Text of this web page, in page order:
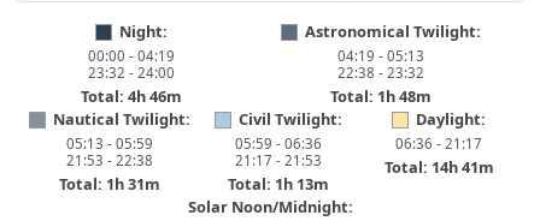
Night:
00:00 - 04:19
23:32 - 24:00
Total: 4h 46m
Astronomical Twilight:
04:19 - 05:13
22:38 - 23:32
Total: 1h 48m
Nautical Twilight:
05:13 - 05:59
21:53 - 22:38
Total: 1h 31m
Civil Twilight:
05:59 - 06:36
21:17 - 21:53
Total: 1h 13m
Daylight:
06:36 - 21:17
Total: 14h 41m
Solar Noon/Midnight: